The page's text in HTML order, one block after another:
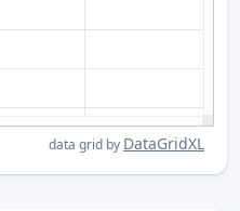
data grid by DataGridXL